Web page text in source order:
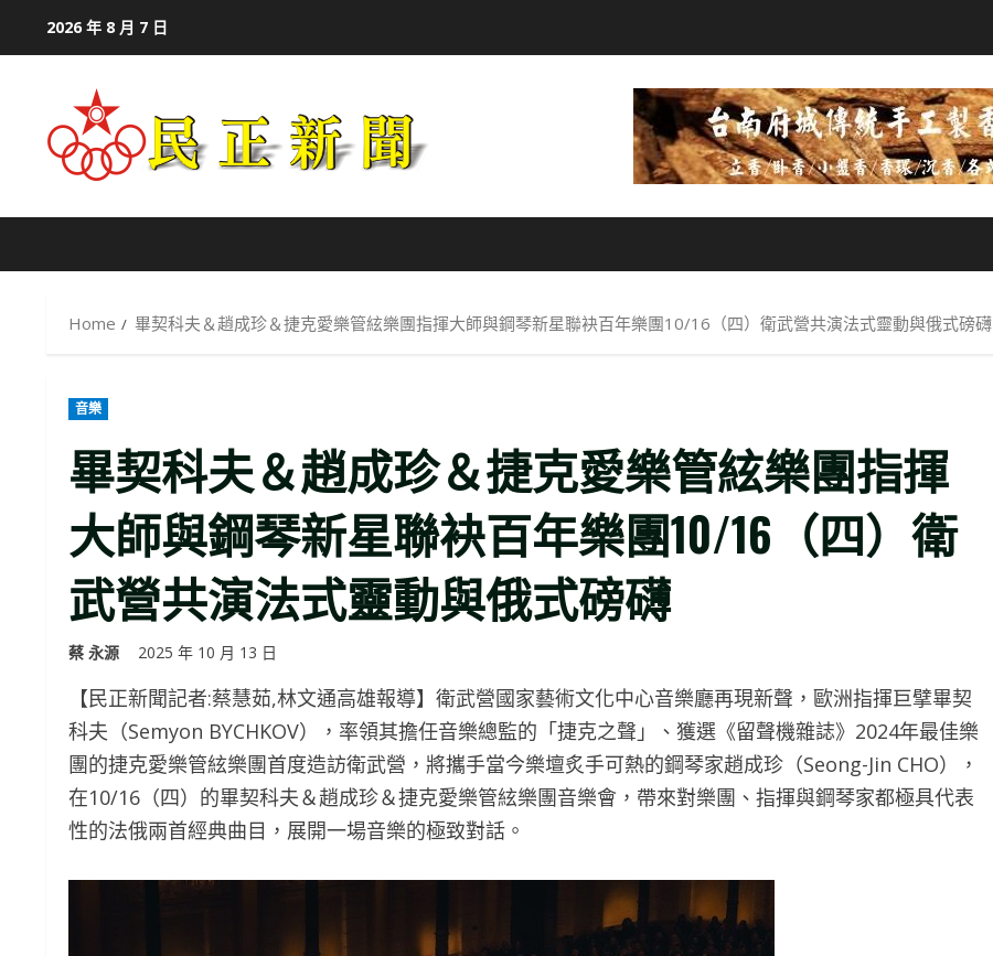
2026 年 8 月 7 日
Home 畢契科夫＆趙成珍＆捷克愛樂管絃樂團指揮大師與鋼琴新星聯袂百年樂團10/16（四）衛武營共演法式靈動與俄式磅礴
音樂
畢契科夫＆趙成珍＆捷克愛樂管絃樂團指揮
大師與鋼琴新星聯袂百年樂團10/16（四）衛
武營共演法式靈動與俄式磅礴
蔡 永源 2025 年 10 月 13 日
【民正新聞記者:蔡慧茹,林文通高雄報導】衛武營國家藝術文化中心音樂廳再現新聲，歐洲指揮巨擘畢契
科夫（Semyon BYCHKOV），率領其擔任音樂總監的「捷克之聲」、獲選《留聲機雜誌》2024年最佳樂
團的捷克愛樂管絃樂團首度造訪衛武營，將攜手當今樂壇炙手可熱的鋼琴家趙成珍（Seong-Jin CHO），
在10/16（四）的畢契科夫＆趙成珍＆捷克愛樂管絃樂團音樂會，帶來對樂團、指揮與鋼琴家都極具代表
性的法俄兩首經典曲目，展開一場音樂的極致對話。